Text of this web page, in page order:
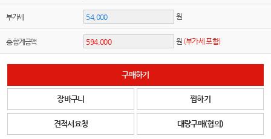
부가세 원
총 합계금액 원 (부가세 포함)
구매하기
장바구니 찜하기
견적서요청 대량구매(협의)